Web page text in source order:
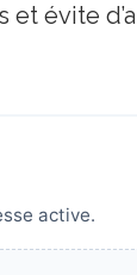
évite
active.